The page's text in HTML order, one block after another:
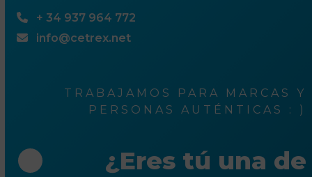
+ 34 937 964 772
info@cetrex.net
TRABAJAMOS PARA MARCAS Y
PERSONAS AUTÉNTICAS : )
¿Eres tú una de